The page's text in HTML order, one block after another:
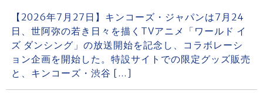
【2026年7月27日】キンコーズ・ジャパンは7月24
日、世阿弥の若き日々を描くTVアニメ「ワールド イ
ズ ダンシング」の放送開始を記念し、コラボレーシ
ョン企画を開始した。特設サイトでの限定グッズ販売
と、キンコーズ・渋谷 […]